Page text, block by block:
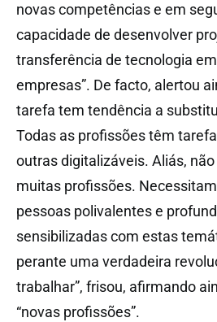
novas competências e em
capacidade de desenvolver
transferência de tecnologia
empresas”. De facto, alertou
tarefa tem tendência a
Todas as profissões têm
outras digitalizáveis. Aliás,
muitas profissões.
pessoas polivalentes e
sensibilizadas com estas
perante uma verdadeira
trabalhar”, frisou, afirmando
“novas profissões”.